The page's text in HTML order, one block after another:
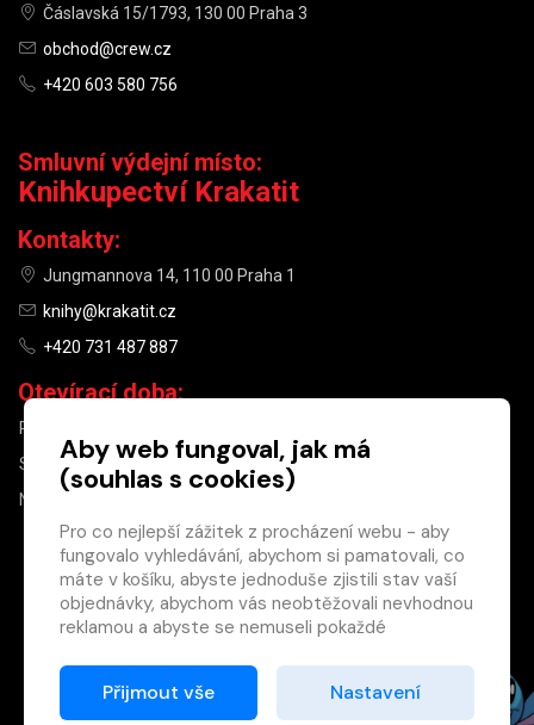
×
Máte u nás již
registrovaný
účet?
Registrací získáte slevu
na zboží ve výši 15 %
Čáslavská 15/1793, 130 00 Praha 3
obchod@crew.cz
+420 603 580 756
Smluvní výdejní místo:
Knihkupectví Krakatit
Kontakty:
Jungmannova 14, 110 00 Praha 1
knihy@krakatit.cz
+420 731 487 887
Otevírací doba:
PO–PÁ
SO
10:00–13:00
NE
Aby web fungoval, jak má
(souhlas s cookies)
Pro co nejlepší zážitek z procházení webu - aby
fungovalo vyhledávání, abychom si pamatovali, co
máte v košíku, abyste jednoduše zjistili stav vaší
objednávky, abychom vás neobtěžovali nevhodnou
reklamou a abyste se nemuseli pokaždé
Proto od vás potřebujeme souhlas se
zpracováním souborů cookies
Přijmout vše Nastavení